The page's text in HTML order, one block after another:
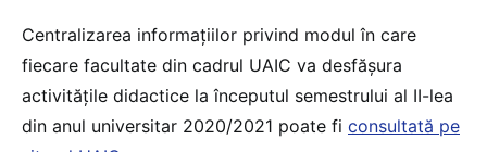
Centralizarea informațiilor privind modul în care
fiecare facultate din cadrul UAIC va desfășura
activitățile didactice la începutul semestrului al II-lea
din anul universitar 2020/2021 poate fi consultată pe